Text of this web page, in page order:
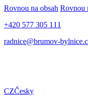
Rovnou na obsah Rovnou
+420 577 305 111
radnice@brumov-
CZČesky